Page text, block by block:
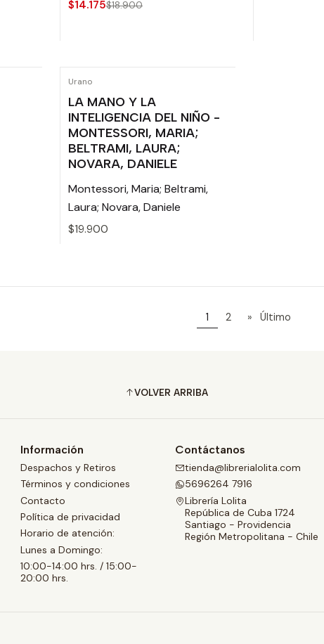
$14.175$18.900
Urano
LA MANO Y LA
INTELIGENCIA DEL NIÑO -
MONTESSORI, MARIA;
BELTRAMI, LAURA;
NOVARA, DANIELE
Montessori, Maria; Beltrami,
Laura; Novara, Daniele
$19.900
1 2 » Último
VOLVER ARRIBA
Información
Despachos y Retiros
Términos y condiciones
Contacto
Política de privacidad
Horario de atención:
Lunes a Domingo:
10:00-14:00 hrs. / 15:00-
20:00 hrs.
Contáctanos
tienda@librerialolita.com
5696264 7916
Librería Lolita
República de Cuba 1724
Santiago - Providencia
Región Metropolitana - Chile